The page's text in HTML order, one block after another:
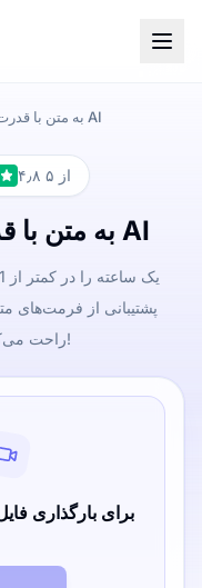
تبدیل کننده AAC به متن با قدرت AI
۴٫۸ از ۵
تبدیل کننده AAC به متن با قدرت AI
پشتیبانی از فرمت‌های
راحت می‌کند. همین حالا امتحان کنید!
برای بارگذاری